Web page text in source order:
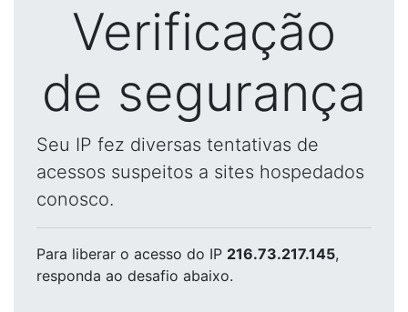
Verificação
de segurança
Seu IP fez diversas tentativas de
acessos suspeitos a sites hospedados
conosco.
Para liberar o acesso do IP 216.73.217.145,
responda ao desafio abaixo.